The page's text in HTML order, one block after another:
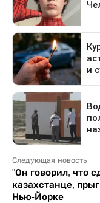
Следующая новость
"Он говорил, что
казахстанце,
Нью-Йорке